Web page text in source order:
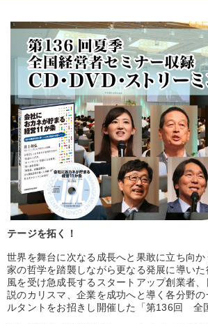
カテゴリー
優秀各社の智恵と戦略 事業家のロマン
若手異才経営者の発想 専門家のアドバ
リーダーの器量を学ぶ
テーマ
147回春季大会
経済・景気・相場予測
2026年夏季全国経営者セミナー収録講演Ｃ
タル版（音声／動画ストリーミング・ダウ
テージを拓く！
世界を舞台に次なる成長へと果敢に立ち向
家の哲学を踏襲しながら更なる発展に導い
風を受け急成長するスタートアップ創業者
説のカリスマ、企業を成功へと導く各分野
ルタントをお招きし開催した「第136回 全